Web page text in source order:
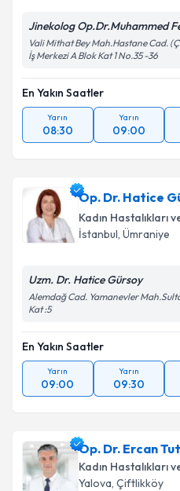
Jinekolog Op.Dr.Muhammed
Vali Mithat Bey Mah.Hastane Cad.
İş Merkezi A Blok Kat 1 No.35 -36
En Yakın Saatler
Yarın
08:30
Yarın
09:00
Op. Dr. Hatice
Kadın Hastalıkları
İstanbul, Ümraniye
Uzm. Dr. Hatice Gürsoy
Alemdağ Cad. Yamanevler
Kat :5
En Yakın Saatler
Yarın
09:00
Yarın
09:30
Op. Dr. Ercan
Kadın Hastalıkları
Yalova, Çiftlikköy